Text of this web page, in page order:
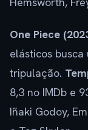
One Piece
elásticos
tripulação.
8,3 no IMDb e
Iñaki Godoy,